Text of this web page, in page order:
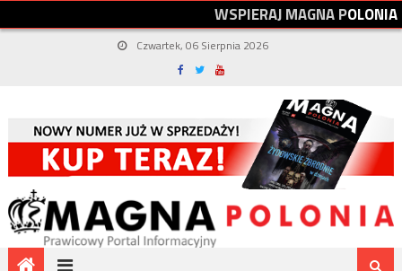
WSPIERAJMAGNAPOLONIA
Czwartek, 06 Sierpnia 2026